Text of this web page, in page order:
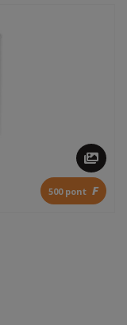
500 pont F